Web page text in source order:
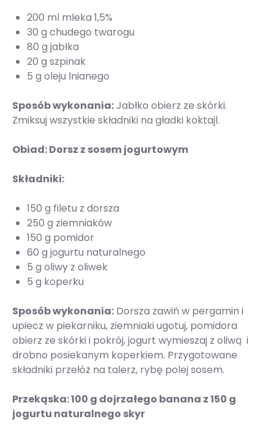
200 ml mleka 1,5%
30 g chudego twarogu
80 g jabłka
20 g szpinak
5 g oleju lnianego
Sposób wykonania:Jabłko obierz ze skórki.
Zmiksuj wszystkie składniki na gładki koktajl.
Obiad: Dorsz z sosem jogurtowym
Składniki:
150 g filetu z dorsza
250 g ziemniaków
150 g pomidor
60 g jogurtu naturalnego
5 g oliwy z oliwek
5 g koperku
Sposób wykonania: Dorsza zawiń w pergamin i
upiecz w piekarniku, ziemniaki ugotuj, pomidora
obierz ze skórki i pokrój, jogurt wymieszaj z oliwą i
drobno posiekanym koperkiem. Przygotowane
składniki przełóż na talerz, rybę polej sosem.
Przekąska: 100 g dojrzałego banana z 150 g
jogurtu naturalnego skyr